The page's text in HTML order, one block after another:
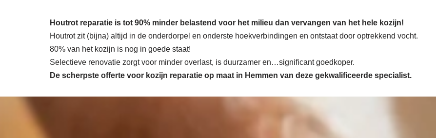
Houtrot reparatie is tot 90% minder belastend voor het milieu dan vervangen van het hele kozijn!
Houtrot zit (bijna) altijd in de onderdorpel en onderste hoekverbindingen en ontstaat door optrekkend vocht.
80% van het kozijn is nog in goede staat!
Selectieve renovatie zorgt voor minder overlast, is duurzamer en…significant goedkoper.
De scherpste offerte voor kozijn reparatie op maat in Hemmen van deze gekwalificeerde specialist.